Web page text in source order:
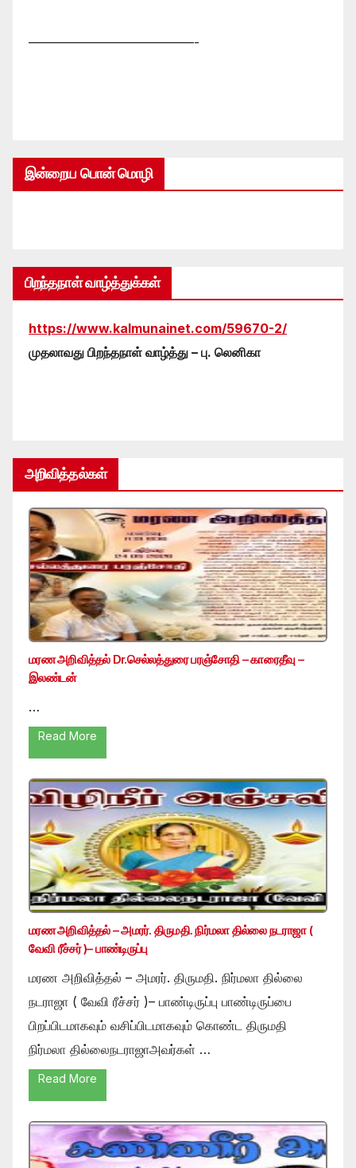
—————————————-
இன்றைய பொன் மொழி
பிறந்தநாள் வாழ்த்துக்கள்
https://www.kalmunainet.com/59670-2/
முதலாவது பிறந்தநாள் வாழ்த்து – பு. லெனிகா
அறிவித்தல்கள்
மரண அறிவித்தல் Dr.செல்லத்துரை பரஞ்சோதி – காரைதீவு –
இலண்டன்
…
Read More
மரண அறிவித்தல் – அமரர். திருமதி. நிர்மலா தில்லை நடராஜா (
வேவி ரீச்சர் )– பாண்டிருப்பு
மரண அறிவித்தல் – அமரர். திருமதி. நிர்மலா தில்லை
நடராஜா ( வேவி ரீச்சர் )– பாண்டிருப்பு பாண்டிருப்பை
பிறப்பிடமாகவும் வசிப்பிடமாகவும் கொண்ட திருமதி
நிர்மலா தில்லைநடராஜாஅவர்கள் …
Read More